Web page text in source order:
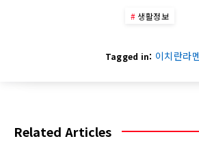
생활정보
Tagged in: 이치란라
Related Articles